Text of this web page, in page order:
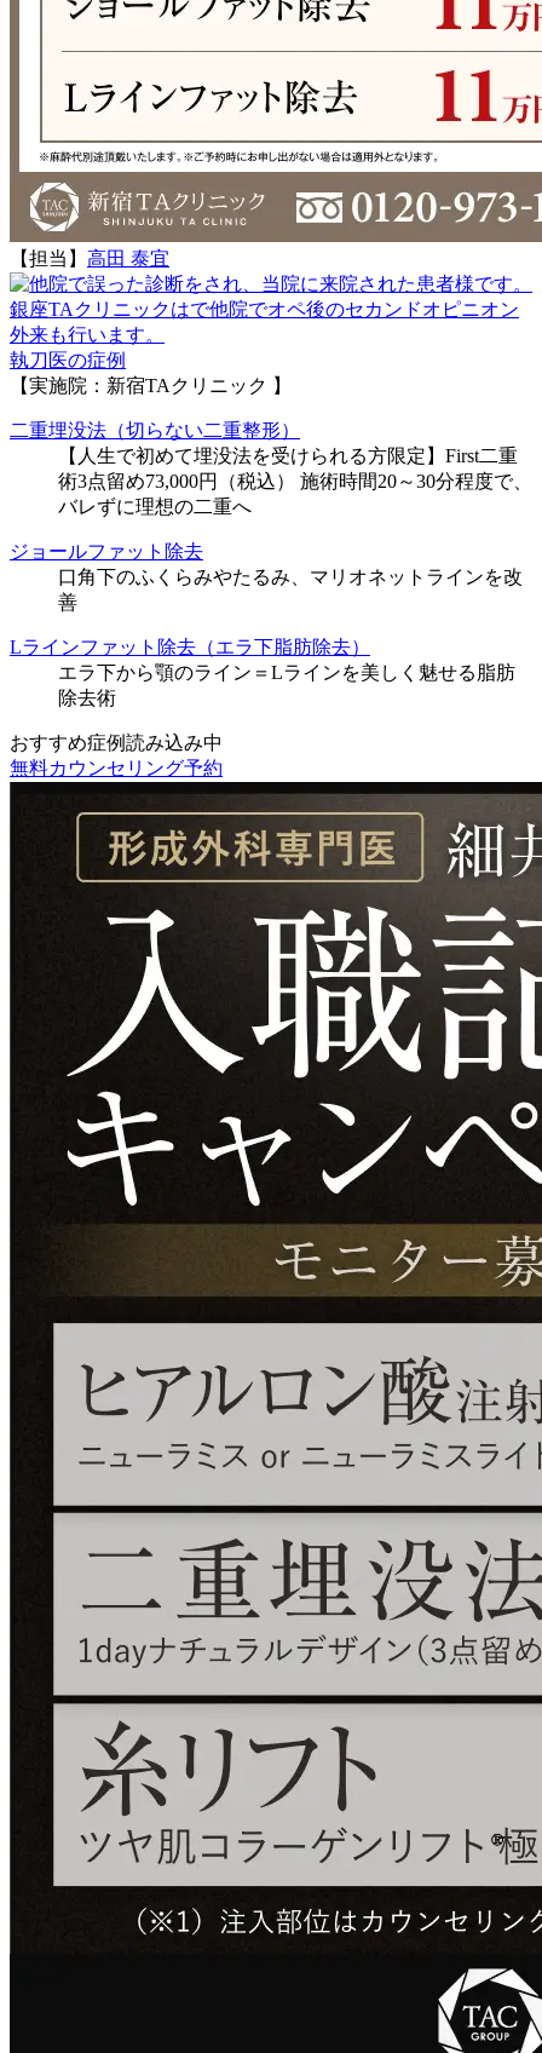
【担当】 高田 泰宜
執刀医の症例
【実施院：新宿TAクリニック 】
二重埋没法（切らない二重整形）
【人生で初めて埋没法を受けられる方限定】First二重
術3点留め73,000円（税込） 施術時間20～30分程度で、
バレずに理想の二重へ
ジョールファット除去
口角下のふくらみやたるみ、マリオネットラインを改
善
Lラインファット除去（エラ下脂肪除去）
エラ下から顎のライン＝Lラインを美しく魅せる脂肪
除去術
おすすめ症例読み込み中
無料カウンセリング予約